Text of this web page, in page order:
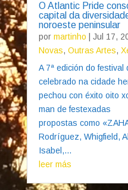
O Atlantic Pride
capital da
noroeste peninsular
por martinho Jul 17,
Novas, Outras Artes,
A 7ª edición do festival
celebrado na cidade
pechou con éxito oito
man de festexadas
propostas como
Rodríguez, Whigfield,
Isabel,...
leer más